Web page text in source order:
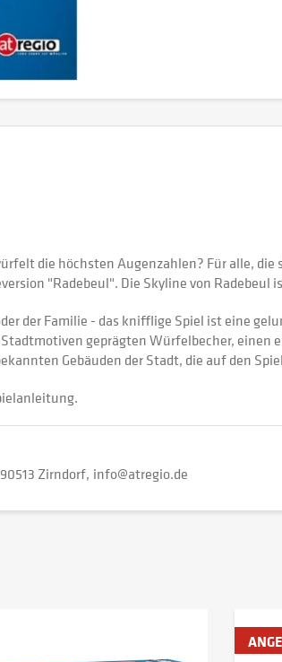
die höchsten Augenzahlen? Für alle,
"Radebeul". Die Skyline von
der Familie - das knifflige Spiel ist eine
geprägten Würfelbecher, einen
Gebäuden der Stadt, die auf den
90513 Zirndorf info@atregio.de